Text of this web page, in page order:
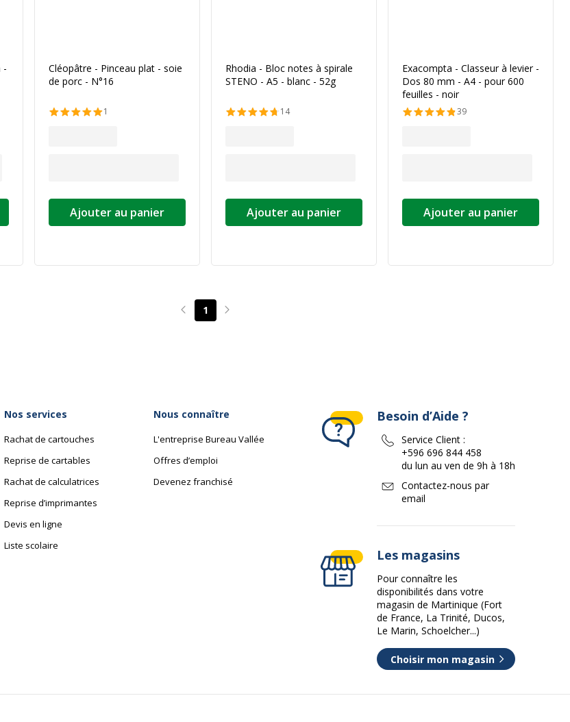
-
Cléopâtre - Pinceau plat - soie
de porc - N°16
1
Ajouter au panier
Rhodia - Bloc notes à spirale
STENO - A5 - blanc - 52g
14
Ajouter au panier
Exacompta - Classeur à levier -
Dos 80 mm - A4 - pour 600
feuilles - noir
39
Ajouter au panier
Page précédente
1 Page suivante
Nos services
Rachat de cartouches
Reprise de cartables
Rachat de calculatrices
Reprise d’imprimantes
Devis en ligne
Liste scolaire
Nous connaître
L'entreprise Bureau Vallée
Offres d’emploi
Devenez franchisé
Besoin d’Aide ?
Service Client :
+596 696 844 458
du lun au ven de 9h à 18h
Contactez-nous par
email
Les magasins
Pour connaître les
disponibilités dans votre
magasin de Martinique (Fort
de France, La Trinité, Ducos,
Le Marin, Schoelcher...)
Choisir mon magasin